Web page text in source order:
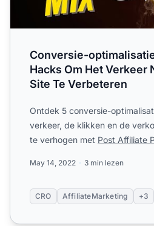
Conversie-
Hacks Om Het Verkeer
Site Te Verbeteren
Ontdek 5 conversie-
verkeer, de klikken en de
te verhogen met Post Affiliate
May 14, 2022 3 min lezen
CRO AffiliateMarketing +3